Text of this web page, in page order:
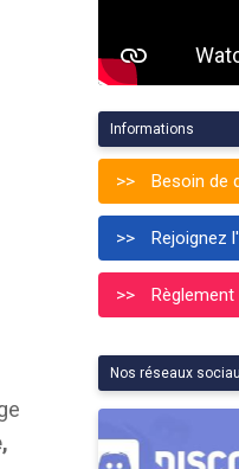
Informations
Besoin de
Rejoignez
Nos réseaux